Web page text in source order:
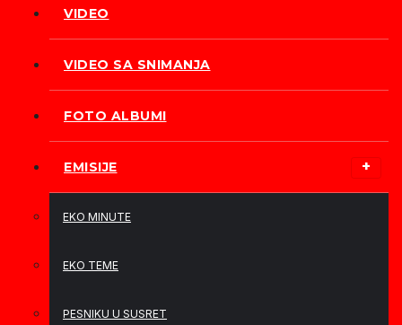
VIDEO
VIDEO SA SNIMANJA
FOTO ALBUMI
EMISIJE
EKO MINUTE
EKO TEME
PESNIKU U SUSRET